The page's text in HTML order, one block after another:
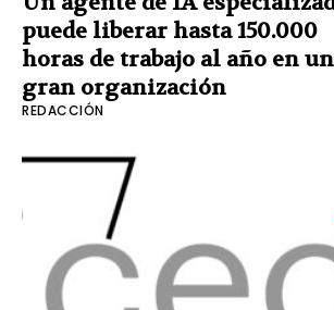
puede liberar hasta 150.000
horas de trabajo al año en
gran organización
REDACCIÓN